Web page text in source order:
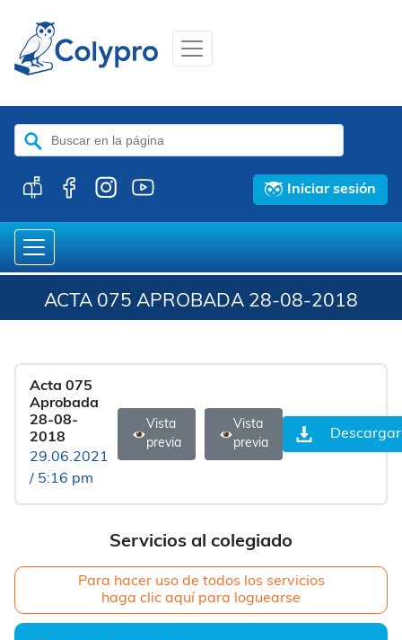
Buscar:
Iniciar sesión
ACTA 075 APROBADA 28-08-2018
Servicios al colegiado
Para hacer uso de todos los servicios
haga clic aquí para loguearse
Acta 075
Aprobada
28-08-
2018
29.06.2021
/ 5:16 pm
Vista
previa
Vista
previa
Descargar